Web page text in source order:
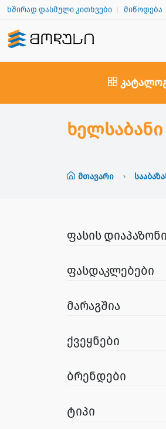
ხშირად დასმული კითხვები მიწოდება
ხელსაბანი
Მთავარი
ფასის დიაპაზონი
ფასდაკლებები
მარაგშია
ქვეყნები
ბრენდები
ტიპი